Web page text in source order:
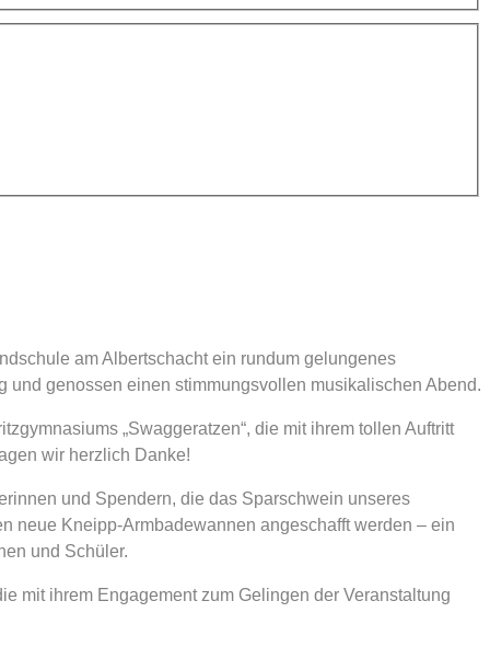
am Albertschacht ein rundum gelungenes
und genossen einen stimmungsvollen musikalischen Abend.
„Swaggeratzen“, die mit ihrem tollen Auftritt
wir herzlich Danke!
und Spendern, die das Sparschwein unseres
neue Kneipp-Armbadewannen angeschafft werden – ein
und Schüler.
mit ihrem Engagement zum Gelingen der Veranstaltung